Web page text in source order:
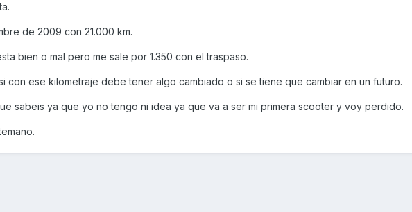
de 2009 con 21.000 km.
bien o mal pero me sale por 1.350 con el traspaso.
con ese kilometraje debe tener algo cambiado o si se tiene que cambiar en un futuro.
sabeis ya que yo no tengo ni idea ya que va a ser mi primera scooter y voy perdido.